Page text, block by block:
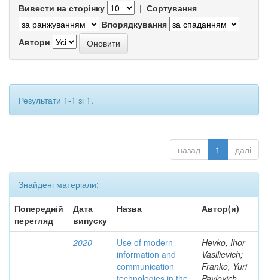
Вивести на сторінку | Сортування
Впорядкування
Автори
Результати 1-1 зі 1.
назад 1 далі
Знайдені матеріали:
Попередній
перегляд
Дата
випуску
Назва Автор(и)
2020
Use of modern
information and
communication
Hevko, Ihor
Vasilievich;
Franko, Yuri